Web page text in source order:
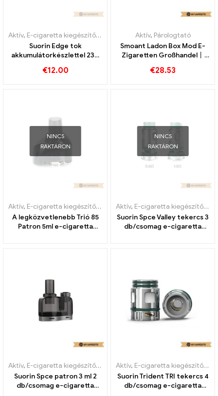
Aktív, E-cigaretta kiegészítők ,
Párologtató
Suorin Edge tok
akkumulátorkészlettel 230
nagykereskedés 丨Egyedi
€12.00
Aktív, Párologtató
Smoant Ladon Box Mod E-
Zigaretten Großhandel丨
€28.53
NINCS
RAKTÁRON
Aktív, E-cigaretta kiegészítők ,
Párologtató
A legközvetlenebb Trió 85
Patron 5ml e-cigaretta
NINCS
RAKTÁRON
Aktív, E-cigaretta kiegészítők ,
Suorin Spce Valley tekercs 3
db/csomag e-cigaretta
Aktív, E-cigaretta kiegészítők ,
Párologtató
Suorin Spce patron 3 ml 2
db/csomag e-cigaretta
Aktív, E-cigaretta kiegészítők ,
Suorin Trident TRI tekercs 4
db/csomag e-cigaretta